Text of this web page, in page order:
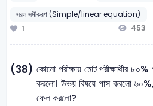
সরল সমীকরণ (Simple/linear equation)
1
453
(38) কোনো পরীক্ষায় মোট পরীক্ষার্থীর
করলো। উভয় বিষয়ে পাস করলো
ফেল করলো?